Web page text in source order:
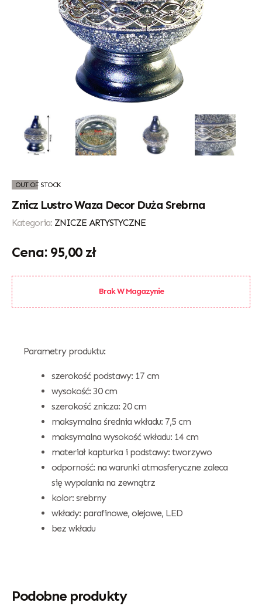
OUT OF STOCK
Znicz Lustro Waza Decor Duża Srebrna
Kategoria: ZNICZE ARTYSTYCZNE
95,00 zł
Brak W Magazynie
Parametry produktu:
szerokość podstawy: 17 cm
wysokość: 30 cm
szerokość znicza: 20 cm
maksymalna średnia wkładu: 7,5 cm
maksymalna wysokość wkładu: 14 cm
materiał kapturka i podstawy: tworzywo
odporność: na warunki atmosferyczne zaleca
się wypalania na zewnątrz
kolor: srebrny
wkłady: parafinowe, olejowe, LED
bez wkładu
Podobne produkty